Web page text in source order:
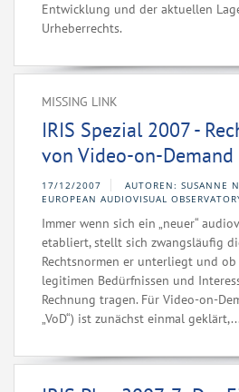
Entwicklung und der aktuellen
Urheberrechts.
MISSING LINK
IRIS Spezial 2007 -
von Video-on-Demand
17/12/2007
AUTOREN: SUSANNE
EUROPEAN AUDIOVISUAL
Immer wenn sich ein „neuer“
etabliert, stellt sich zwangsläufig
Rechtsnormen er unterliegt und
legitimen Bedürfnissen und
Rechnung tragen. Für Video-on-
„VoD“) ist zunächst einmal geklärt,...